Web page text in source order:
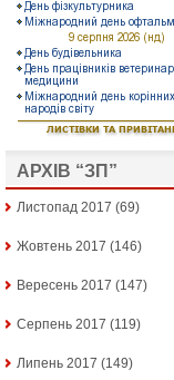
АРХІВ “ЗП”
Листопад 2017 (69)
Жовтень 2017 (146)
Вересень 2017 (147)
Серпень 2017 (119)
Липень 2017 (149)